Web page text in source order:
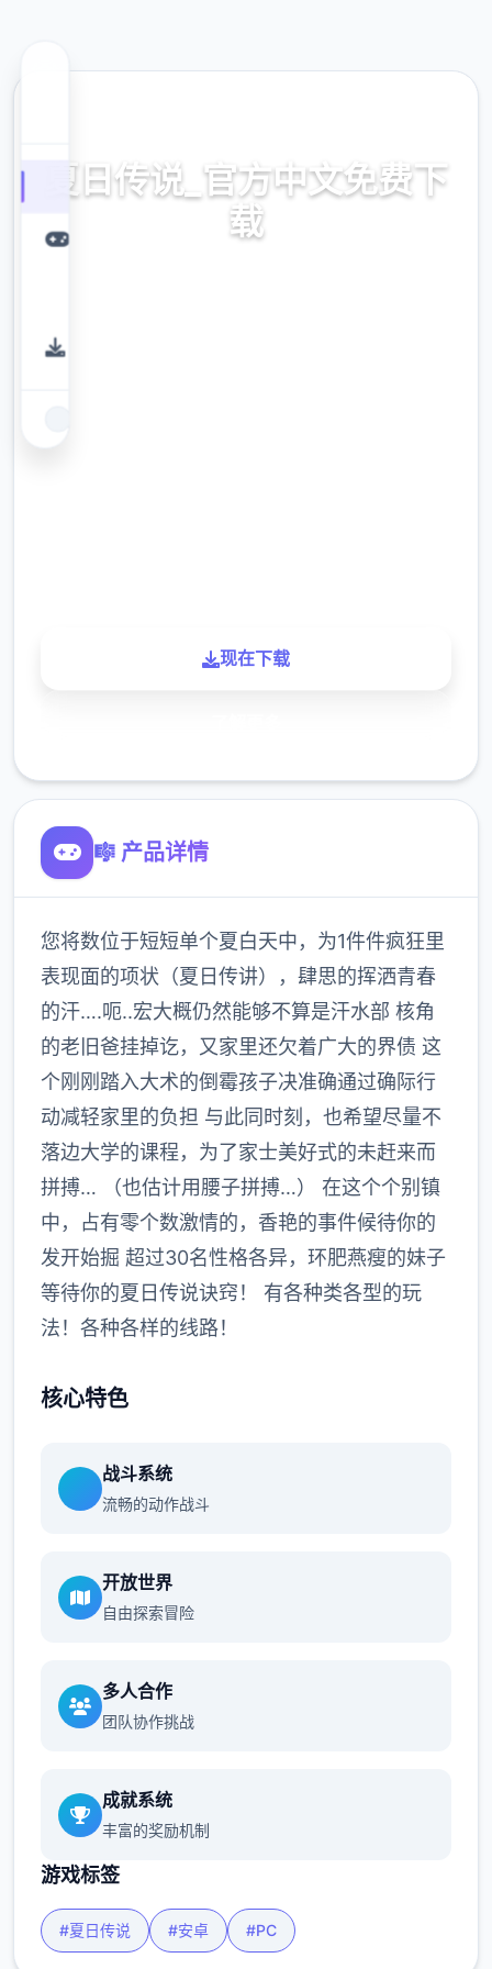
夏日传说_官方中文免费下
载
现在下载
🎼 产品详情
您将数位于短短单个夏白天中，为1件件疯狂里
表现面的项状（夏日传讲），肆思的挥洒青春
的汗….呃..宏大概仍然能够不算是汗水部 核角
的老旧爸挂掉讫，又家里还欠着广大的界债 这
个刚刚踏入大术的倒霉孩子决准确通过确际行
动减轻家里的负担 与此同时刻，也希望尽量不
落边大学的课程，为了家士美好式的未赶来而
拼搏… （也估计用腰子拼搏…） 在这个个别镇
中，占有零个数激情的，香艳的事件候待你的
发开始掘 超过30名性格各异，环肥燕瘦的妹子
等待你的夏日传说诀窍！ 有各种类各型的玩
法！各种各样的线路！
核心特色
战斗系统
流畅的动作战斗
开放世界
自由探索冒险
多人合作
团队协作挑战
成就系统
丰富的奖励机制
游戏标签
#夏日传说 #安卓 #PC